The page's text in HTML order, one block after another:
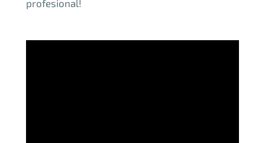
profesional!